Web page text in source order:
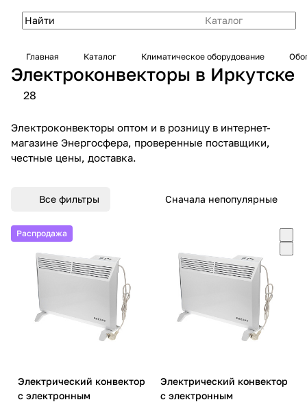
Каталог
Главная Каталог Климатическое оборудование
Электроконвекторы в Иркутске
28
Электроконвекторы оптом и в розницу в интернет-
магазине Энергосфера, проверенные поставщики,
честные цены, доставка.
Все фильтры Сначала непопулярные
Электрический конвектор
с электронным
Электрический конвектор
с электронным
Распродажа